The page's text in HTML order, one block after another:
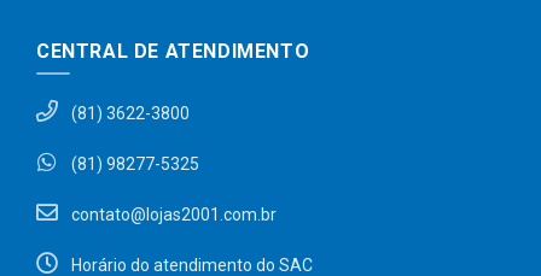
CENTRAL DE ATENDIMENTO
(81) 3622-3800
(81) 98277-5325
contato@lojas2001.com.br
Horário do atendimento do SAC